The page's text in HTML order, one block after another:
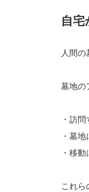
自宅
人間の
墓地の
・訪
・墓
・移
これら